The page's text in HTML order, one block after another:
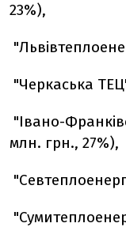
23%),
"Черкаська
"Івано-
млн. грн., 27%),